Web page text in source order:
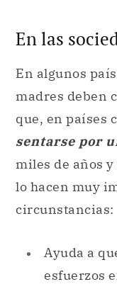
En las
En algunos
madres deben
que, en países
sentarse por
miles de años
lo hacen muy
circunstancias:
Ayuda a
esfuerzos